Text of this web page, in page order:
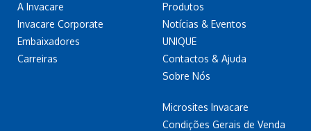
A Invacare
Invacare Corporate
Embaixadores
Carreiras
Produtos
Notícias & Eventos
UNIQUE
Contactos & Ajuda
Sobre Nós
Microsites Invacare
Condições Gerais de Venda